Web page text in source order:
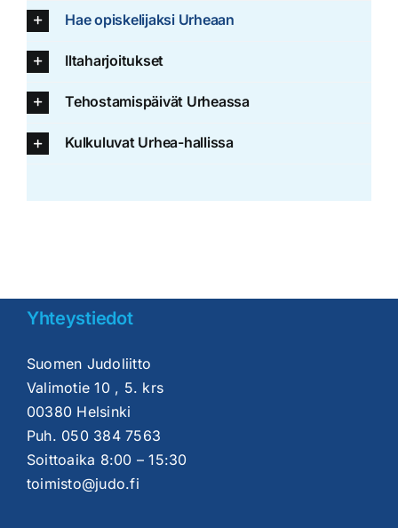
Hae opiskelijaksi Urheaan
Iltaharjoitukset
Tehostamispäivät Urheassa
Kulkuluvat Urhea-hallissa
Yhteystiedot
Suomen Judoliitto
Valimotie 10 , 5. krs
00380 Helsinki
Puh. 050 384 7563
Soittoaika 8:00 – 15:30
toimisto@judo.fi